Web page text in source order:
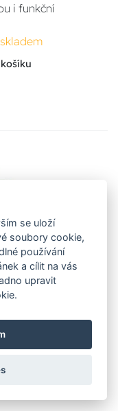
i funkční
černá
pěti provedeních
se uloží
soubory cookie,
používání
a cílit na vás
upravit